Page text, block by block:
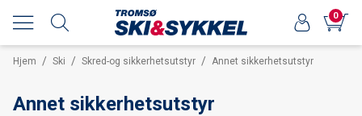
0
Hjem / Ski / Skred-og sikkerhetsutstyr / Annet sikkerhetsutstyr
Annet sikkerhetsutstyr